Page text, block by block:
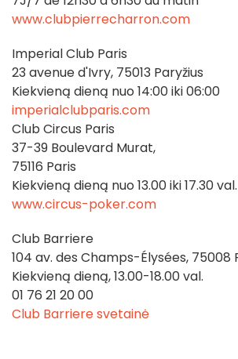
www.clubpierrecharron.com
Imperial Club Paris
23 avenue d'Ivry, 75013 Paryžius
Kiekvieną dieną nuo 14:00 iki 06:00
imperialclubparis.com
Club Circus Paris
37-39 Boulevard Murat,
75116 Paris
Kiekvieną dieną nuo 13.00 iki 17.30 val.
www.circus-poker.com
Club Barriere
104 av. des Champs-Élysées, 75008
Kiekvieną dieną, 13.00-18.00 val.
01 76 21 20 00
Club Barriere svetainė